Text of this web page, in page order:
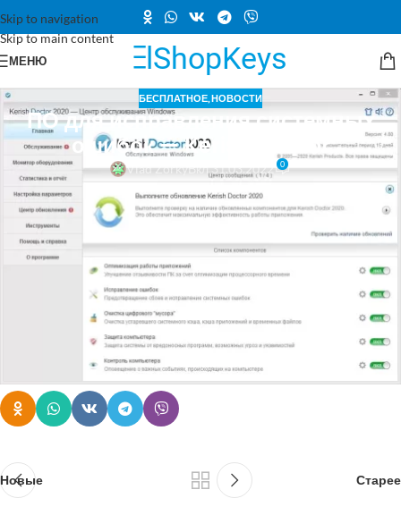
Skip to navigation
Skip to main content
МЕНЮ
БЕСПЛАТНОЕ,НОВОСТИ
ПО для исправления системных
ошибок — Kerish Doctor
Vlad ZorkyВкл 31.03.2022 0
Бесплатно (вместо 790р) получаем годовую лицензию на программу
для исправления системных ошибок — Kerish Doctor
1. Переходим по ссылке (https://sharewareonsale.com/s/kerish-doctor-
giveaway-coupon-sale) и нажимаем на оранжевую кнопку
2. Нажимаем «I don’t use Facebook, Twitter, or LinkedIn!» и заполняем
3. Скачиваем программу — активация произойдет автоматически.
Новые Старее